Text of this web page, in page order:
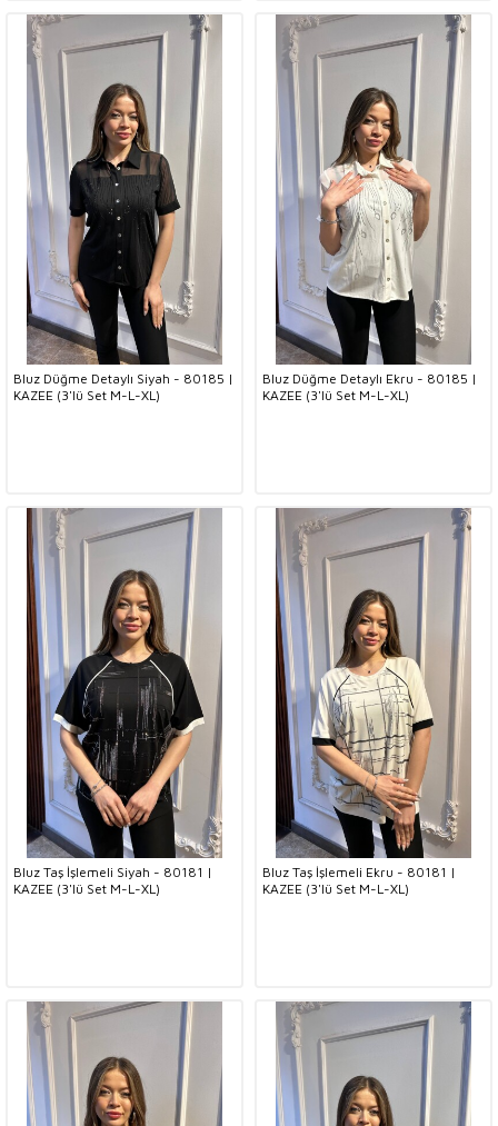
Bluz Düğme Detaylı Siyah - 80185 |
KAZEE (3'lü Set M-L-XL)
Bluz Düğme Detaylı Ekru - 80185 |
KAZEE (3'lü Set M-L-XL)
Bluz Taş İşlemeli Siyah - 80181 |
KAZEE (3'lü Set M-L-XL)
Bluz Taş İşlemeli Ekru - 80181 |
KAZEE (3'lü Set M-L-XL)